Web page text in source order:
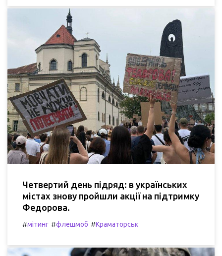
Четвертий день підряд: в українських
містах знову пройшли акції на підтримку
Федорова.
#мітинг #флешмоб #Краматорськ